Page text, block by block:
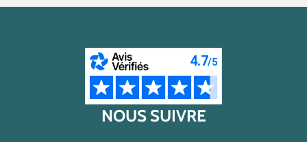
NOUS SUIVRE